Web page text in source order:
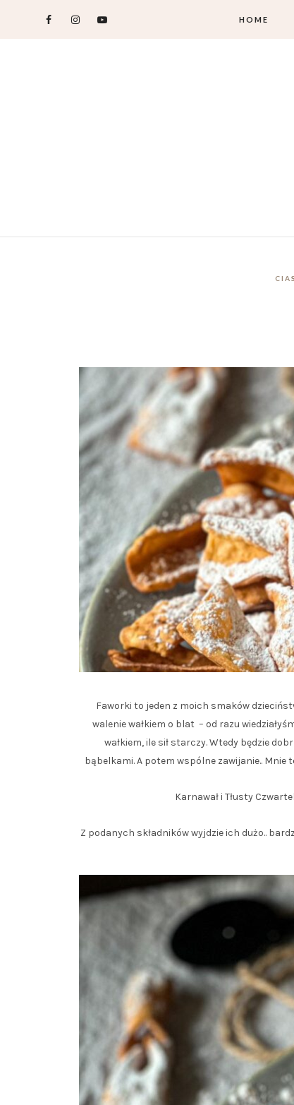
HOME
Faworki to jeden z moich smaków
walenie wałkiem o blat – od razu
wałkiem, ile sił starczy. Wtedy będzie
bąbelkami. A potem wspólne zawijanie..
Karnawał i Tłusty
Z podanych składników wyjdzie ich dużo..